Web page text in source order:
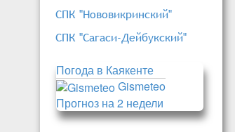
СПК "Нововикринский"
СПК "Сагаси-Дейбукский"
Погода в Каякенте
Gismeteo
Прогноз на 2 недели